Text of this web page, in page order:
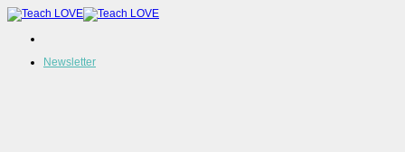
Zum
Inhalt
springen
Newsletter